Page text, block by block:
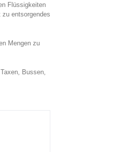
Flüssigkeiten
entsorgendes
Mengen zu
Bussen,